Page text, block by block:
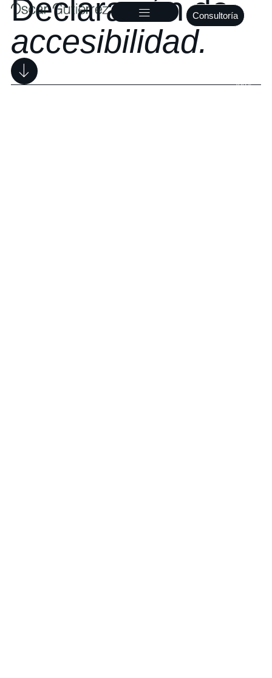
Consultoría
Declaración de
accesibilidad.
100%